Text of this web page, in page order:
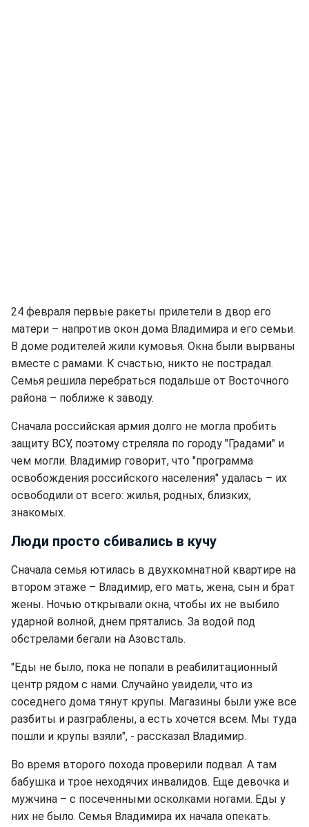
24 февраля первые ракеты прилетели в двор его
матери – напротив окон дома Владимира и его семьи.
В доме родителей жили кумовья. Окна были вырваны
вместе с рамами. К счастью, никто не пострадал.
Семья решила перебраться подальше от Восточного
района – поближе к заводу.
Сначала российская армия долго не могла пробить
защиту ВСУ, поэтому стреляла по городу "Градами" и
чем могли. Владимир говорит, что "программа
освобождения российского населения" удалась – их
освободили от всего: жилья, родных, близких,
знакомых.
Люди просто сбивались в кучу
Сначала семья ютилась в двухкомнатной квартире на
втором этаже – Владимир, его мать, жена, сын и брат
жены. Ночью открывали окна, чтобы их не выбило
ударной волной, днем прятались. За водой под
обстрелами бегали на Азовсталь.
"Еды не было, пока не попали в реабилитационный
центр рядом с нами. Случайно увидели, что из
соседнего дома тянут крупы. Магазины были уже все
разбиты и разграблены, а есть хочется всем. Мы туда
пошли и крупы взяли", - рассказал Владимир.
Во время второго похода проверили подвал. А там
бабушка и трое неходячих инвалидов. Еще девочка и
мужчина – с посеченными осколками ногами. Еды у
них не было. Семья Владимира их начала опекать.